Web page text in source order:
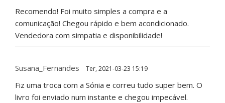
Recomendo! Foi muito simples a compra e a
comunicação! Chegou rápido e bem acondicionado.
Vendedora com simpatia e disponibilidade!
Susana_Fernandes Ter, 2021-03-23 15:19
Fiz uma troca com a Sónia e correu tudo super bem. O
livro foi enviado num instante e chegou impecável.